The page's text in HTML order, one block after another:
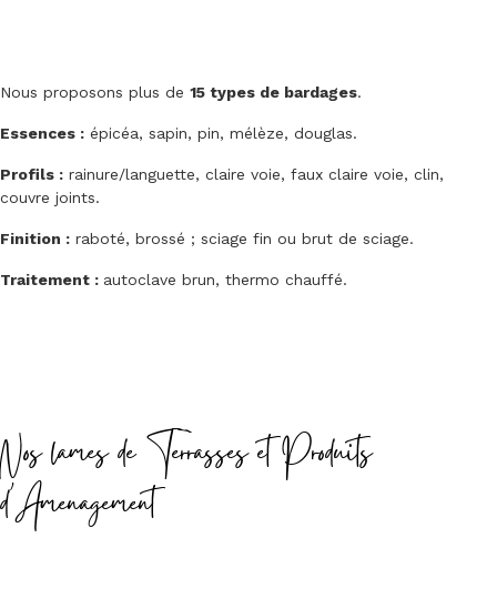
Nous proposons plus de 15 types de bardages.
Essences : épicéa, sapin, pin, mélèze, douglas.
Profils : rainure/languette, claire voie, faux claire voie, clin,
couvre joints.
Finition : raboté, brossé ; sciage fin ou brut de sciage.
Traitement : autoclave brun, thermo chauffé.
Nos lames de Terrasses et Produits
d'Amenagement